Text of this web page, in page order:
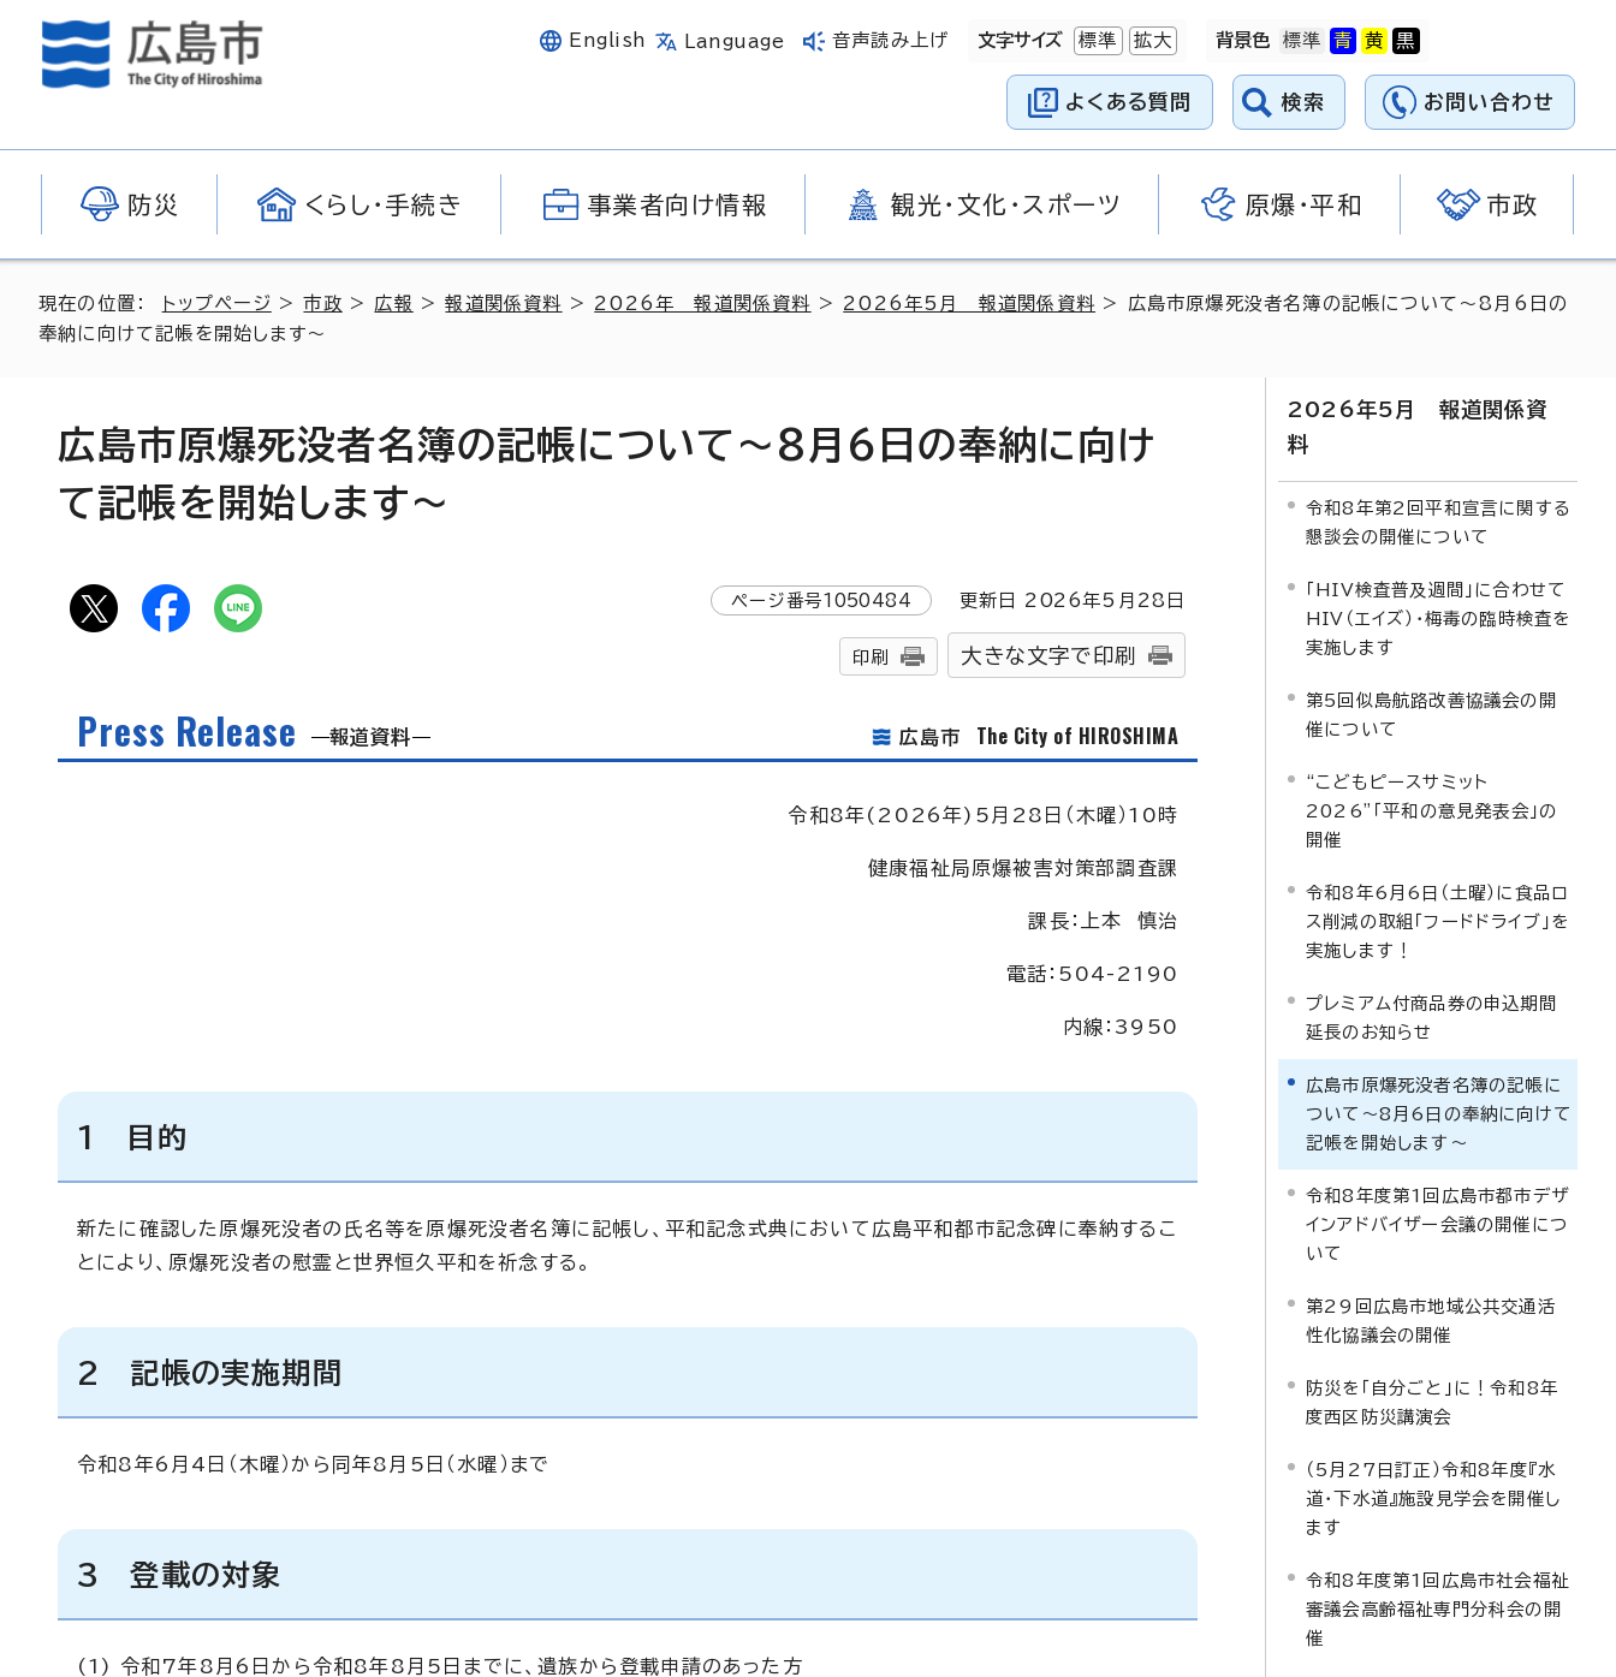
English Language 音声読み上げ 文字サイズ 標準 拡大 背景色
よくある質問 検索 お問い合わせ
防災 くらし・手続き 事業者向け情報 観光・文化・スポーツ 原爆・平和 市政
現在の位置： トップページ >市政 > 広報 >報道関係資料 > 2026年 報道関係資料 > 2026年5月 報道関係資料 > 広島市原爆死没者名簿の記帳について～8月6日の
奉納に向けて記帳を開始します～
広島市原爆死没者名簿の記帳について～8月6日の奉納に向け
て記帳を開始します～
ページ番号1050484 更新日 2026年5月 28 日
印刷 大きな文字で印刷
Press Release 報道資料 広島市 The City of HIROSHIMA
令和8年(2026年)5月28日（木曜）10時
健康福祉局原爆被害対策部調査課
課長：上本 慎治
電話：504-2190
内線：3950
1 目的
新たに確認した原爆死没者の氏名等を原爆死没者名簿に記帳し、平和記念式典において広島平和都市記念碑に奉納するこ
とにより、原爆死没者の慰霊と世界恒久平和を祈念する。
2 記帳の実施期間
令和8年6月4日（木曜）から同年8月5日（水曜）まで
3 登載の対象
(1) 令和7年8月6日から令和8年8月5日までに、遺族から登載申請のあった方
2026年5月 報道関係資
料
令和8年第2回平和宣言に関する
懇談会の開催について
「HIV検査普及週間」に合わせて
HIV（エイズ）・梅毒の臨時検査を
実施します
第5回似島航路改善協議会の開
催について
“こどもピースサミット
2026”「平和の意見発表会」の
開催
令和8年6月6日（土曜）に食品ロ
ス削減の取組「フードドライブ」を
実施します！
プレミアム付商品券の申込期間
延長のお知らせ
広島市原爆死没者名簿の記帳に
ついて～8月6日の奉納に向けて
記帳を開始します～
令和8年度第1回広島市都市デザ
インアドバイザー会議の開催につ
いて
第29回広島市地域公共交通活
性化協議会の開催
防災を「自分ごと」に！令和8年
度西区防災講演会
（5月27日訂正）令和8年度『水
道・下水道』施設見学会を開催し
ます
令和8年度第1回広島市社会福祉
審議会高齢福祉専門分科会の開
催